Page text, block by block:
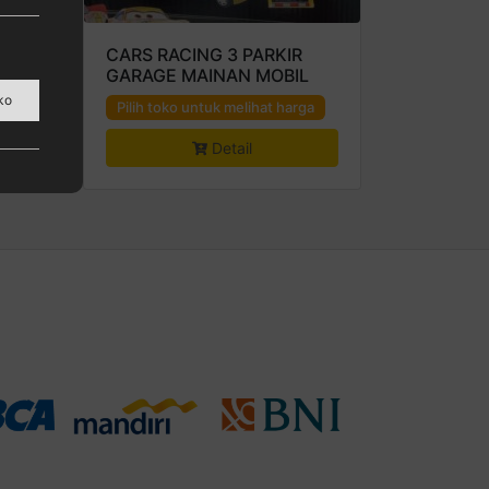
CARS RACING 3 PARKIR
GARAGE MAINAN MOBIL
Pilih toko untuk melihat harga
Detail